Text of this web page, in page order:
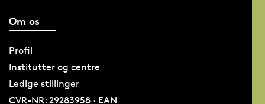
Om os
Profil
Institutter og centre
Ledige stillinger
CVR-NR: 29283958 · EAN